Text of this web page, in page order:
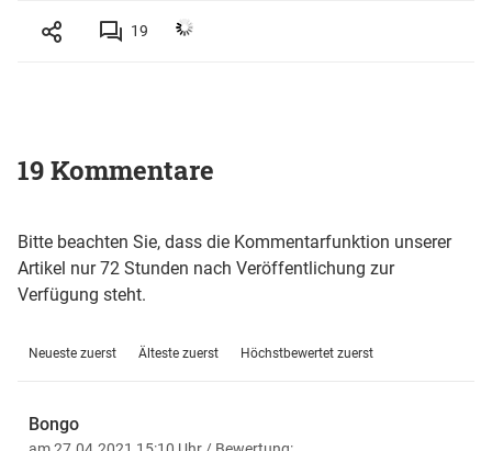
19
19 Kommentare
Bitte beachten Sie, dass die Kommentarfunktion unserer
Artikel nur 72 Stunden nach Veröffentlichung zur
Verfügung steht.
Neueste zuerst Älteste zuerst Höchstbewertet zuerst
Bongo